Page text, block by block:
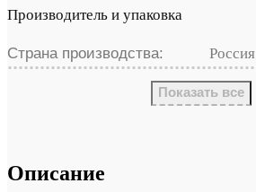
Производитель и упаковка
Страна производства: Россия
Показать все
Описание